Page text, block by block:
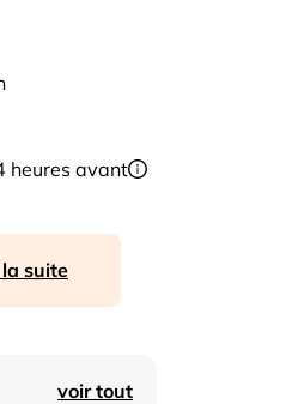
heures avant
suite
voir tout